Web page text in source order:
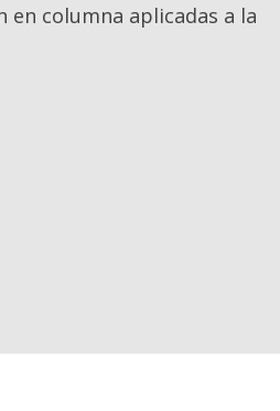
columna aplicadas a la